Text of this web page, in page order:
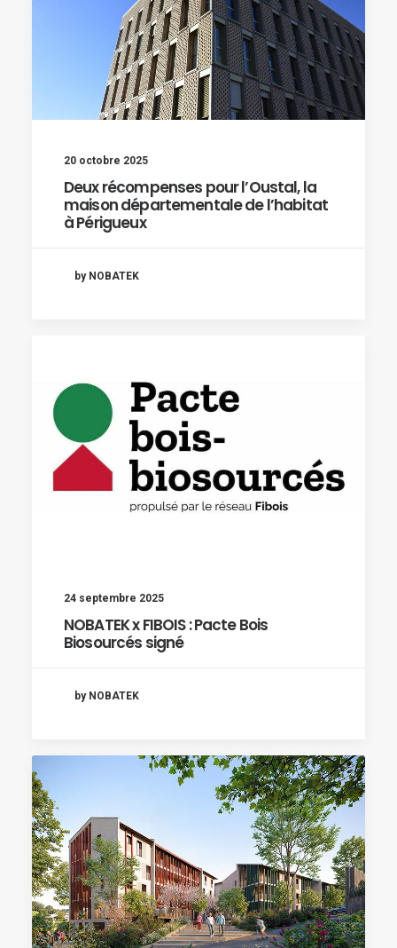
20 octobre 2025
Deux récompenses pour l’Oustal, la
maison départementale de l’habitat
à Périgueux
by NOBATEK
24 septembre 2025
NOBATEK x FIBOIS : Pacte Bois
Biosourcés signé
by NOBATEK